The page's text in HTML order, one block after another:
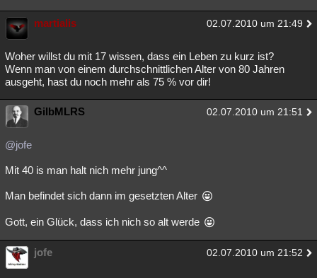
Besucht Teilgenommen Geschlossen
Lesenswert Schlüsselwörter
martialis 02.07.2010 um 21:49
Woher willst du mit 17 wissen, dass ein Leben zu kurz ist?
Wenn man von einem durchschnittlichen Alter von 80 Jahren
ausgeht, hast du noch mehr als 75 % vor dir!
GilbMLRS 02.07.2010 um 21:51
@jofe
Mit 40 is man halt nich mehr jung^^
Man befindet sich dann im gesetzten Alter
Gott, ein Glück, dass ich nich so alt werde
jofe 02.07.2010 um 21:52